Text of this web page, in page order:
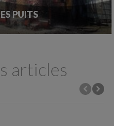
PUITS
articles